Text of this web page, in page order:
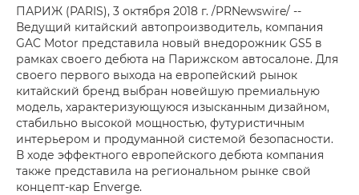
ПАРИЖ (PARIS), 3 октября 2018 г. /PRNewswire/ --
Ведущий китайский автопроизводитель, компания
GAC Motor представила новый внедорожник GS5 в
рамках своего дебюта на Парижском автосалоне. Для
своего первого выхода на европейский рынок
китайский бренд выбран новейшую премиальную
модель, характеризующуюся изысканным дизайном,
стабильно высокой мощностью, футуристичным
интерьером и продуманной системой безопасности.
В ходе эффектного европейского дебюта компания
также представила на региональном рынке свой
концепт-кар Enverge.